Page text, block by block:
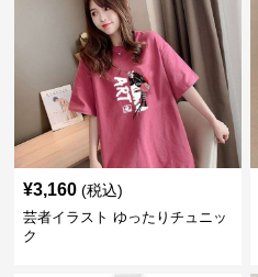
¥3,160 (税込)
芸者イラスト ゆったりチュニッ
ク